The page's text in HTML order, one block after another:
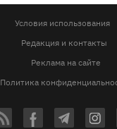
Условия использования
Редакция и контакты
Реклама на сайте
Политика